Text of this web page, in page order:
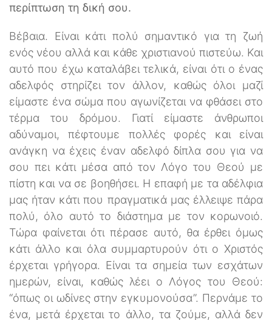
περίπτωση τη δική σου.
Βέβαια. Είναι κάτι πολύ σημαντικό για τη ζωή
ενός νέου αλλά και κάθε χριστιανού πιστεύω. Και
αυτό που έχω καταλάβει τελικά, είναι ότι ο ένας
αδελφός στηρίζει τον άλλον, καθώς όλοι μαζί
είμαστε ένα σώμα που αγωνίζεται να φθάσει στο
τέρμα του δρόμου. Γιατί είμαστε άνθρωποι
αδύναμοι, πέφτουμε πολλές φορές και είναι
ανάγκη να έχεις έναν αδελφό δίπλα σου για να
σου πει κάτι μέσα από τον Λόγο του Θεού με
πίστη και να σε βοηθήσει. Η επαφή με τα αδέλφια
μας ήταν κάτι που πραγματικά μας έλλειψε πάρα
πολύ, όλο αυτό το διάστημα με τον κορωνοιό.
Τώρα φαίνεται ότι πέρασε αυτό, θα έρθει όμως
κάτι άλλο και όλα συμμαρτυρούν ότι ο Χριστός
έρχεται γρήγορα. Είναι τα σημεία των εσχάτων
ημερών, είναι, καθώς λέει ο Λόγος του Θεού:
“όπως οι ωδίνες στην εγκυμονούσα”. Περνάμε το
ένα, μετά έρχεται το άλλο, τα ζούμε, αλλά δεν